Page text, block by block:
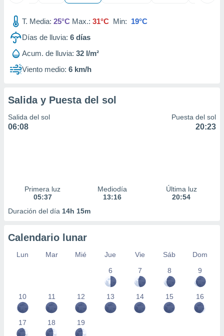
T. Media: 25°C Max.: 31°C Min: 19°C
Días de lluvia: 6 días
Acum. de lluvia: 32 l/m²
Viento medio: 6 km/h
Salida y Puesta del sol
Salida del sol
06:08
Puesta del sol
20:23
Primera luz
05:37
Mediodía
13:16
Última luz
20:54
Duración del día 14h 15m
Calendario lunar
Lun Mar Mié Jue Vie Sáb
Dom
6
7 8 9
10 11 12 13 14 15 16
17 18 19